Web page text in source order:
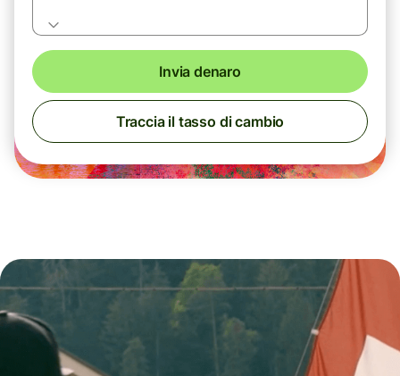
Invia denaro
Traccia il tasso di cambio